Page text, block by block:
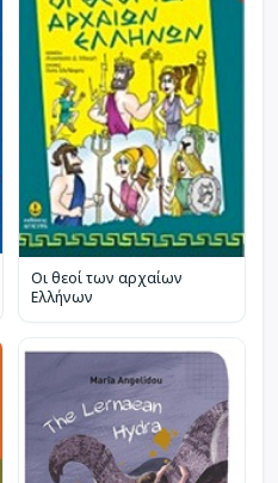
Οι θεοί των αρχαίων
Ελλήνων